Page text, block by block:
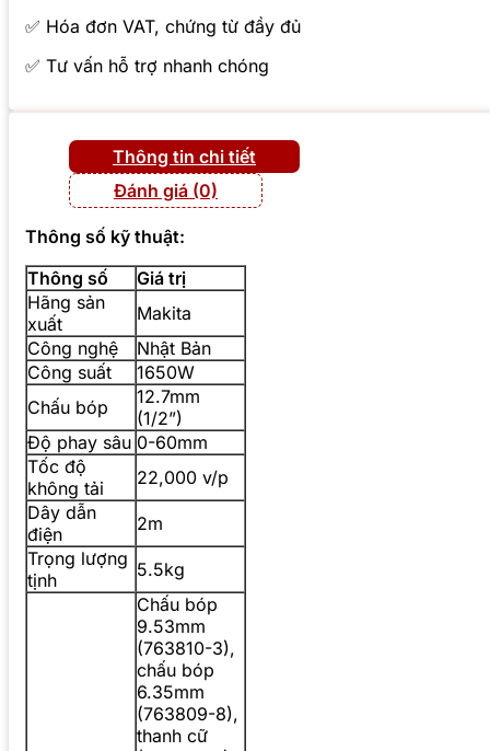
✅ Hóa đơn VAT, chứng từ đầy đủ
✅ Tư vấn hỗ trợ nhanh chóng
Thông tin chi tiết
Đánh giá (0)
Thông số kỹ thuật:
Thông số
Giá trị
Hãng sản
xuất
Makita
Công nghệ
Nhật Bản
Công suất
1650W
Chấu bóp
12.7mm
(1/2”)
Độ phay sâu 0-60mm
Tốc độ
không tải
22,000 v/p
Dây dẫn
điện
2m
Trọng lượng
tịnh
5.5kg
Chấu bóp
9.53mm
(763810-3),
chấu bóp
6.35mm
(763809-8),
thanh cữ